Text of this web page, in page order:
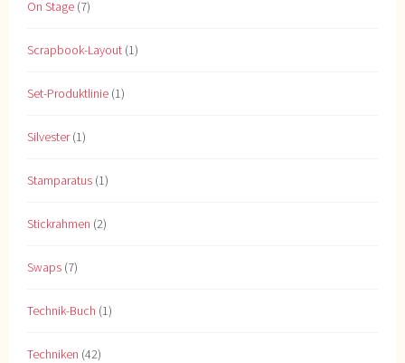
On Stage (7)
Scrapbook-Layout (1)
Set-Produktlinie (1)
Silvester(1)
Stamparatus (1)
Stickrahmen (2)
Swaps (7)
Technik-Buch (1)
Techniken (42)